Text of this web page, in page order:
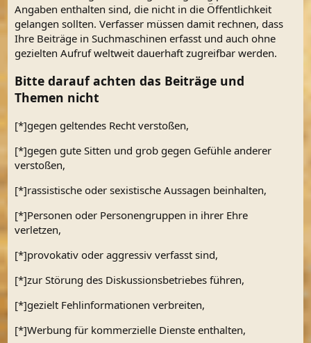
Angaben enthalten sind, die nicht in die Öffentlichkeit
gelangen sollten. Verfasser müssen damit rechnen, dass
Ihre Beiträge in Suchmaschinen erfasst und auch ohne
gezielten Aufruf weltweit dauerhaft zugreifbar werden.
Bitte darauf achten das Beiträge und
Themen nicht
[*]gegen geltendes Recht verstoßen,
[*]gegen gute Sitten und grob gegen Gefühle anderer
verstoßen,
[*]rassistische oder sexistische Aussagen beinhalten,
[*]Personen oder Personengruppen in ihrer Ehre
verletzen,
[*]provokativ oder aggressiv verfasst sind,
[*]zur Störung des Diskussionsbetriebes führen,
[*]gezielt Fehlinformationen verbreiten,
[*]Werbung für kommerzielle Dienste enthalten,